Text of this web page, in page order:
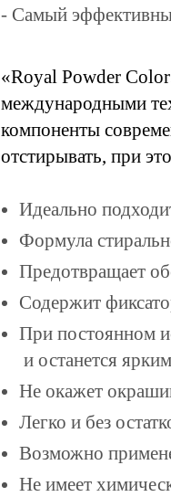
- Самый
«Royal Powder
международными
компоненты
отстирывать, при
Идеально
Формула
Предотвращает
Содержит
При постоянном
и останется
Не окажет
Легко и без
Возможно
Не имеет